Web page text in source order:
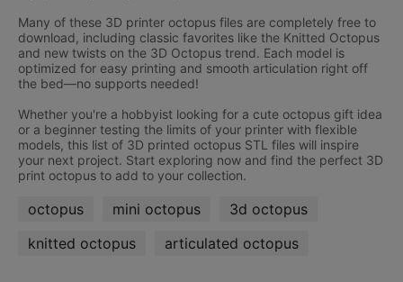
Many of these 3D printer octopus files are completely free to
download, including classic favorites like the Knitted Octopus
and new twists on the 3D Octopus trend. Each model is
optimized for easy printing and smooth articulation right off
the bed—no supports needed!
Whether you're a hobbyist looking for a cute octopus gift idea
or a beginner testing the limits of your printer with flexible
models, this list of 3D printed octopus STL files will inspire
your next project. Start exploring now and find the perfect 3D
octopus mini octopus
3d octopus
knitted octopus
articulated octopus